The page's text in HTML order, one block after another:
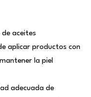
aceites
aplicar productos con
la piel
adecuada de